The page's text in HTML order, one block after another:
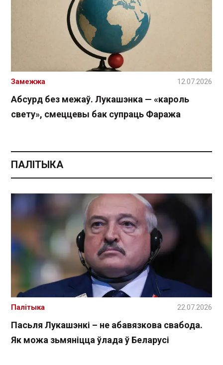
Абсурд без межаў. Лукашэнка — «кароль
свету», смеццевы бак супраць Фаража
Замежжа 12.07.2026
ПАЛІТЫКА
Пасьля Лукашэнкі – не абавязкова свабода.
Як можа зьмяніцца ўлада ў Беларусі
Палітыка 22.07.2026